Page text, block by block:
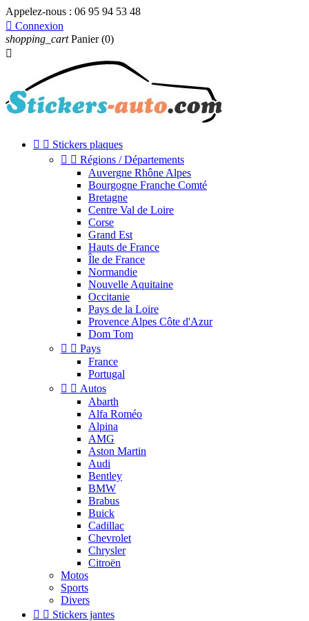
Appelez-nous : 06 95 94 53 48
 Connexion
shopping_cart Panier (0)

  Stickers plaques
  Régions / Départements
Auvergne Rhône Alpes
Bourgogne Franche Comté
Bretagne
Centre Val de Loire
Corse
Grand Est
Hauts de France
Île de France
Normandie
Nouvelle Aquitaine
Occitanie
Pays de la Loire
Provence Alpes Côte d'Azur
Dom Tom
  Pays
France
Portugal
  Autos
Abarth
Alfa Roméo
Alpina
AMG
Aston Martin
Audi
Bentley
BMW
Brabus
Buick
Cadillac
Chevrolet
Chrysler
Citroën
Motos
Sports
Divers
  Stickers jantes